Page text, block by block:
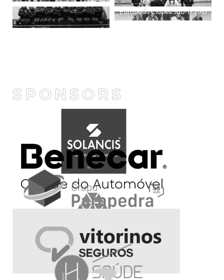
Troféu Carlos Sena Campeãs
Europeias Clubes Sub-17 2015
SPONSORS